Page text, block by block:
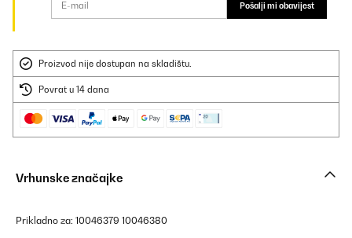
Pošalji mi obavijest
Proizvod nije dostupan na skladištu.
Povrat u 14 dana
Vrhunske značajke
Prikladno za: 10046379 10046380